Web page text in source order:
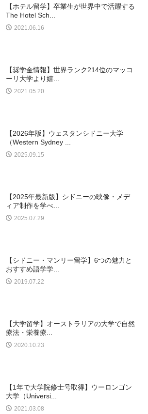
【ホテル留学】卒業生が世界中で活躍する
The Hotel Sch...
2021.06.16
【奨学金情報】世界ランク214位のマッコ
ーリ大学より嬉...
2021.05.20
【2026年版】ウェスタンシドニー大学
（Western Sydney ...
2025.09.15
【2025年最新版】シドニーの映像・メデ
ィア制作を学べ...
2025.07.29
【シドニー・マンリー留学】6つの魅力と
おすすめ語学学...
2019.07.22
【大学留学】オーストラリアの大学で自然
療法・栄養療...
2020.10.23
【1年で大学院修士号取得】ウーロンゴン
大学（Universi...
2021.03.08